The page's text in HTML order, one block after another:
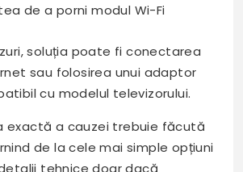
de a porni modul Wi-Fi
soluția poate fi conectarea
sau folosirea unui adaptor
cu modelul televizorului.
exactă a cauzei trebuie făcută
de la cele mai simple opțiuni